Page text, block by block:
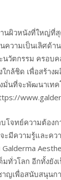
นผิวหนังที่ใหญ่ที่
ความเป็นเลิศ
วัตกรรม ครอบ
กล้ชิด เพื่อสร้า
งมั่นที่จะพัฒนาเ
จทย์ความต้อง
ะมีความรู้และค
มทั่วโลก อีกทั้ง
ญเพื่อสนับสนุนก